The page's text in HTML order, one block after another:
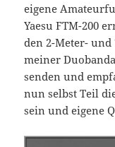
eigene
Yaesu FTM-200
den 2-Meter-
meiner
senden und
nun selbst Teil
sein und eigene